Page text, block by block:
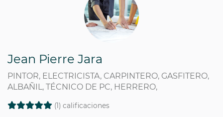
Jean Pierre Jara
PINTOR, ELECTRICISTA, CARPINTERO, GASFITERO,
ALBAÑIL, TÉCNICO DE PC, HERRERO,
(1) calificaciones